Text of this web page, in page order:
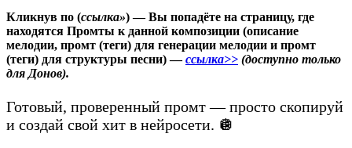
Кликнув по (ссылка») — Вы попадёте на страницу, где
находятся Промты к данной композиции (описание
мелодии, промт (теги) для генерации мелодии и промт
(теги) для структуры песни)—ссылка>> (доступно только
для Донов).
Готовый, проверенный промт — просто скопируй
и создай свой хит в нейросети. 🪩